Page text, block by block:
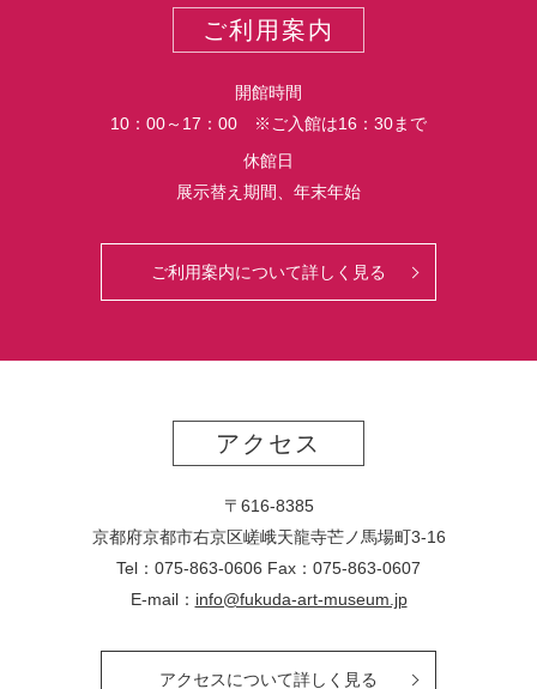
ご利用案内
開館時間
10：00～17：00 ※ご入館は16：30まで
休館日
展示替え期間、年末年始
ご利用案内について詳しく見る
アクセス
〒616-8385
京都府京都市右京区嵯峨天龍寺芒ノ馬場町3-16
Tel：075-863-0606 Fax：075-863-0607
E-mail： info@fukuda-art-museum.jp
アクセスについて詳しく見る